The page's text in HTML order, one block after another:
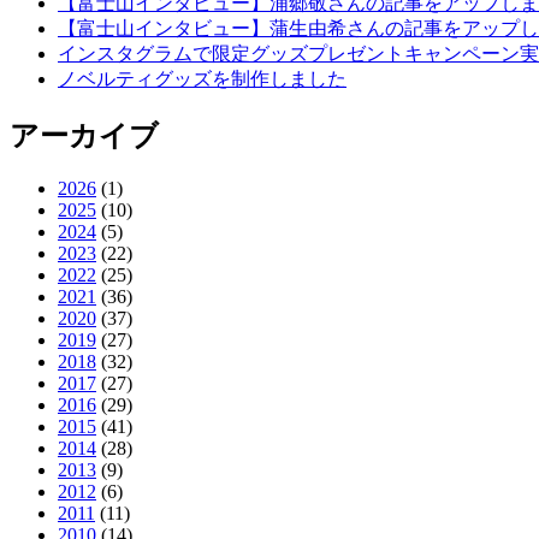
【富士山インタビュー】蒲生由希さんの記事をアップし
インスタグラムで限定グッズプレゼントキャンペーン実
ノベルティグッズを制作しました
アーカイブ
2026 (1)
2025 (10)
2024 (5)
2023 (22)
2022 (25)
2021 (36)
2020 (37)
2019 (27)
2018 (32)
2017 (27)
2016 (29)
2015 (41)
2014 (28)
2013 (9)
2012 (6)
2011 (11)